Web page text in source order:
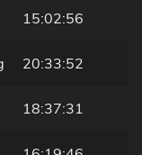
15:02:56
20:33:52
18:37:31